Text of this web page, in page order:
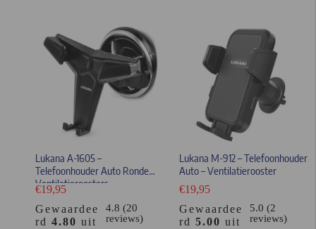
Lukana A-1605 –
Telefoonhouder Auto Ronde
Ventilatieroosters
€19,95
Gewaardee
rd 4.80 uit
4.8 (20
reviews)
Lukana M-912 – Telefoonhouder
Auto – Ventilatierooster
€19,95
Gewaardee
rd 5.00 uit
5.0 (2
reviews)